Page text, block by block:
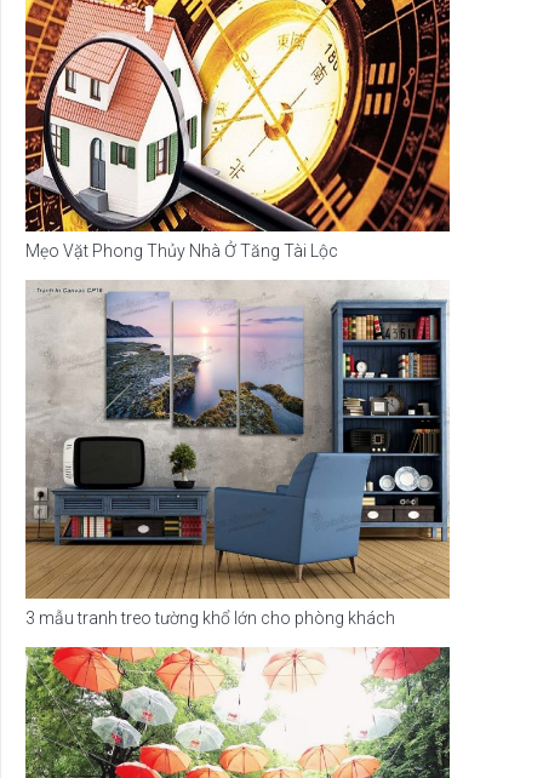
Mẹo Vặt Phong Thủy Nhà Ở Tăng Tài Lộc
3 mẫu tranh treo tường khổ lớn cho phòng khách